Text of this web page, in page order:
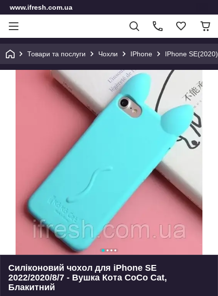
www.ifresh.com.ua
Товари та послуги Чохли IPhone IPhone
Силіконовий чохол для iPhone SE
2022/2020/8/7 - Вушка Кота CoCo Cat,
Блакитний